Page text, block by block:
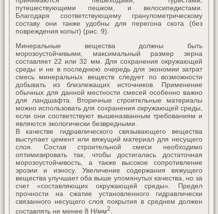
путешествующими пешком, и велосипедистами.
Благодаря соответствующему гранулометрическому
составу они также удобны для перегона скота (без
повреждения копыт) (рис. 9).
Минеральные вещества должны быть
морозоустойчивыми, максимальный размер зерна
составляет 22 или 32 мм. Для сохранения окружающей
среды и не в последнюю очередь для экономии затрат
смесь минеральных веществ следует по возможности
добывать из близлежащих источников. Применение
обычных для данной местности смесей особенно важно
для ландшафта. Вторичные строительные материалы
можно использовать для сохранения окружающей среды,
если они соответствуют вышеназванным требованиям и
являются экологически безвредными.
В качестве гидравлического связывающего вещества
выступает цемент или вяжущий материал для несущего
слоя. Состав строительной смеси необходимо
оптимизировать так, чтобы достигалась достаточная
морозоустойчивость, а также высокое сопротивление
эрозии и износу. Увеличение содержания вяжущего
вещества улучшает оба выше упомянутых качества, но за
счет «составляющих окружающей среды». Предел
прочности на сжатие установленного гидравлически
связанного несущего слоя покрытия в среднем должен
составлять не менее 8 Н/мм2